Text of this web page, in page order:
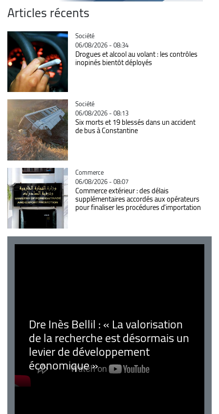
Articles récents
Catégorie
Société
06/08/2026 - 08:34
Drogues et alcool au volant : les contrôles
inopinés bientôt déployés
Catégorie
Société
06/08/2026 - 08:13
Six morts et 19 blessés dans un accident
de bus à Constantine
Catégorie
Commerce
06/08/2026 - 08:07
Commerce extérieur : des délais
supplémentaires accordés aux opérateurs
pour finaliser les procédures d'importation
Dre Inès Bellil : « La valorisation
de la recherche est désormais un
levier de développement
économique »